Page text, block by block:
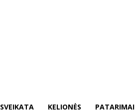
SVEIKATA KELIONĖS PATARIMAI